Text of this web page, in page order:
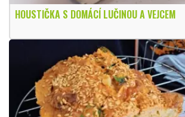
HOUSTIČKA S DOMÁCÍ LUČINOU A VEJCEM